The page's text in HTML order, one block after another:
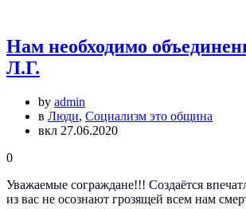
Нам необходимо
Л.Г.
by admin
в Люди, Социализм это община
вкл 27.06.2020
0
Уважаемые сограждане!!! Создаётся
из вас не осознают грозящей всем нам